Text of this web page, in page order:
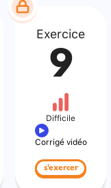
Exercice
9
Difficile
Corrigé vidéo
s'exercer